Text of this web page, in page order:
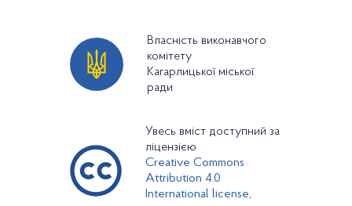
Власність виконавчого
комітету
Кагарлицької міської
ради
Увесь вміст доступний за
ліцензією
Creative Commons
Attribution 4.0
International license,